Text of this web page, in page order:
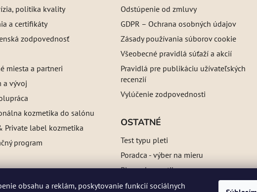
obsahu a reklám, poskytovanie funkcií sociálnych
politika kvality
a certifikáty
zodpovednosť
miesta a partneri
a vývoj
kozmetika do salónu
Private label kozmetika
program
Odstúpenie od zmluvy
GDPR – Ochrana osobných údajov
Zásady používania súborov cookie
Všeobecné pravidlá súťaží a akcií
Pravidlá pre publikáciu užívateľských
recenzií
Vylúčenie zodpovednosti
OSTATNÉ
Test typu pleti
Poradca - výber na mieru
Blog o kozmetike
Referencie